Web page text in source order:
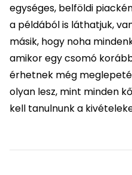
egységes, belföldi
a példából is láthatjuk,
másik, hogy noha
amikor egy csomó
érhetnek még
olyan lesz, mint minden
kell tanulnunk a